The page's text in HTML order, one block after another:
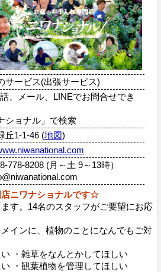
サービス(出張サービス)
、メール、LINEでお問合せでき
ショナル」で検索
丘1-1-46 (地図)
778-8208 (月～土 9～13時）
ニワナショナルです☆
す。14名のスタッフがご要望にお応
インに、植物のことになんでもご対
・雑草をなんとかしてほしい
・観葉植物を管理してほしい